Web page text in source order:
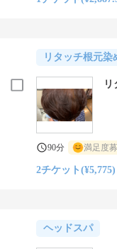
リタッチ根元染
リ
90分 満足度
2チケット(¥5,775)
ヘッドスパ